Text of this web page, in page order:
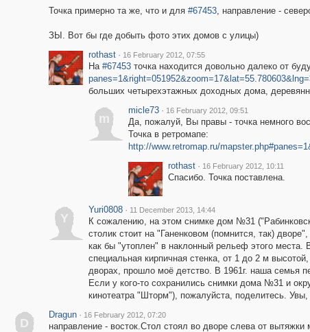
Точка примерно та же, что и для #67453, направление -
ЗЫ. Вот бы где добыть фото этих домов с улицы)
rothast · 16 February 2012, 07:55
На #67453точка находится довольно далеко от
больших четырехэтажных доходных дома,
m
micle73 · 16 February 2012, 09:51
Да, пожалуй, Вы правы - точка немного
Точка в ретромапе:
http://www.retromap.ru/
rothast · 16 February 2012, 10:11
Спасибо. Точка поставлена.
Y
Yuri0808 · 11 December 2013, 14:44
К сожалению, на этом снимке дом №31
столик стоит на "Ганенковом (помнится, так)
как бы "утоплен" в наклонный рельеф этого места.
специальная кирпичная стенка, от 1 до 2 м
дворах, прошло моё детство. В 1961г. наша семья
Если у кого-то сохранились снимки дома №31 и
кинотеатра "Шторм"), пожалуйста, поделитесь.
D
Dragun · 16 February 2012, 07:20
направление - восток.Стол стоял во дворе слева от